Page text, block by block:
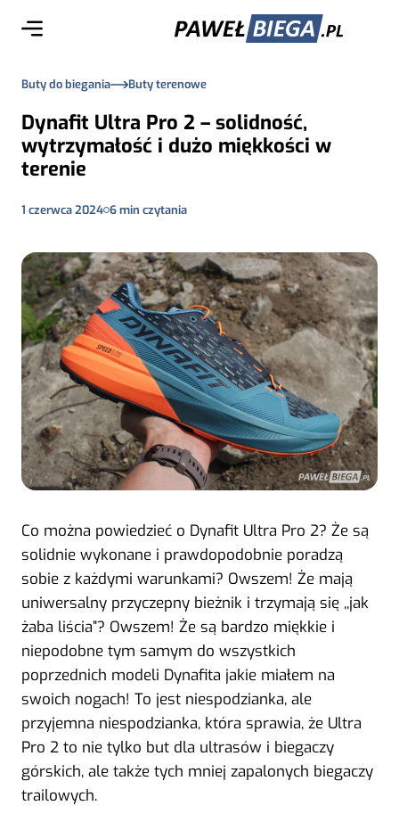
Buty do biegania Buty terenowe
Dynafit Ultra Pro 2 – solidność,
wytrzymałość i dużo miękkości w
terenie
1 czerwca 2024 6min czytania
Co można powiedzieć o Dynafit Ultra Pro 2? Że są
solidnie wykonane i prawdopodobnie poradzą
sobie z każdymi warunkami? Owszem! Że mają
uniwersalny przyczepny bieżnik i trzymają się ,,jak
żaba liścia”? Owszem! Że są bardzo miękkie i
niepodobne tym samym do wszystkich
poprzednich modeli Dynafita jakie miałem na
swoich nogach! To jest niespodzianka, ale
przyjemna niespodzianka, która sprawia, że Ultra
Pro 2 to nie tylko but dla ultrasów i biegaczy
górskich, ale także tych mniej zapalonych biegaczy
trailowych.